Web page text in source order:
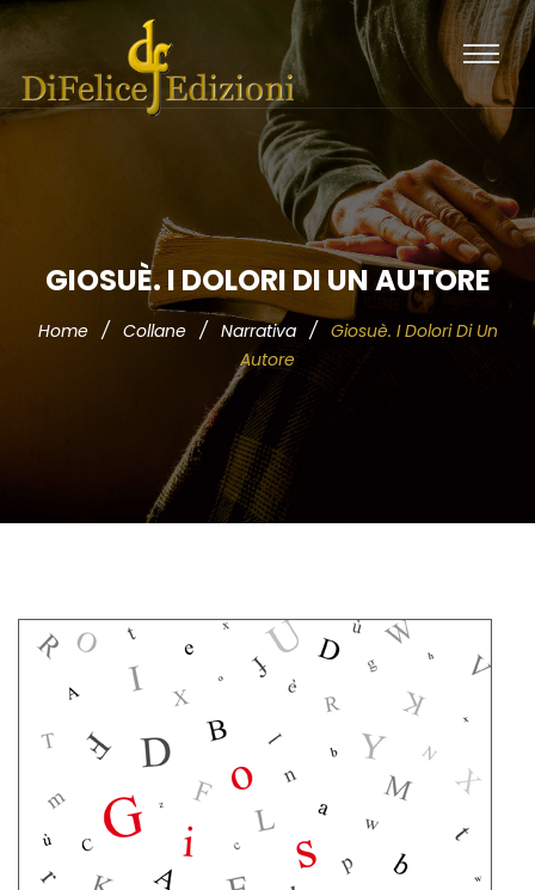
GIOSUÈ. I DOLORI DI UN AUTORE
Home / Collane / Narrativa / Giosuè. I Dolori Di Un
Autore